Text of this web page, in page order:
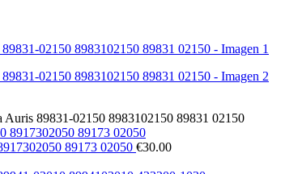
Auris 89831-02150 8983102150 89831 02150
89173 02050 €30.00